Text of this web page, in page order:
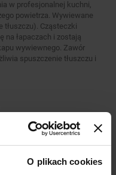
O plikach cookies
w profesjonalnej kuchni,
powietrza. Wywiewane
tłuszczu). Cząsteczki
na łapaczach i zostają
wywiewnego. Zawór
spuszczenie tłuszczu i
mm wykonane są w
lub więcej przelotowych
otworów i zawiesi